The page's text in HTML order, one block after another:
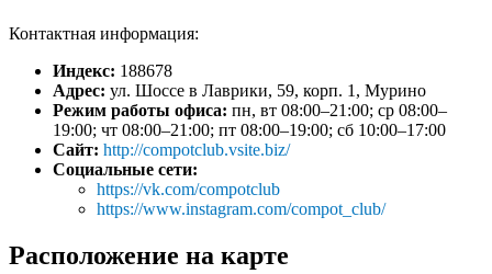
Контактная информация:
Индекс: 188678
Адрес: ул. Шоссе в Лаврики, 59, корп. 1, Мурино
Режим работы офиса: пн, вт 08:00–21:00; ср 08:00–
19:00; чт 08:00–21:00; пт 08:00–19:00; сб 10:00–17:00
Сайт: http://compotclub.vsite.biz/
Социальные сети:
https://vk.com/compotclub
https://www.instagram.com/compot_club/
Расположение на карте